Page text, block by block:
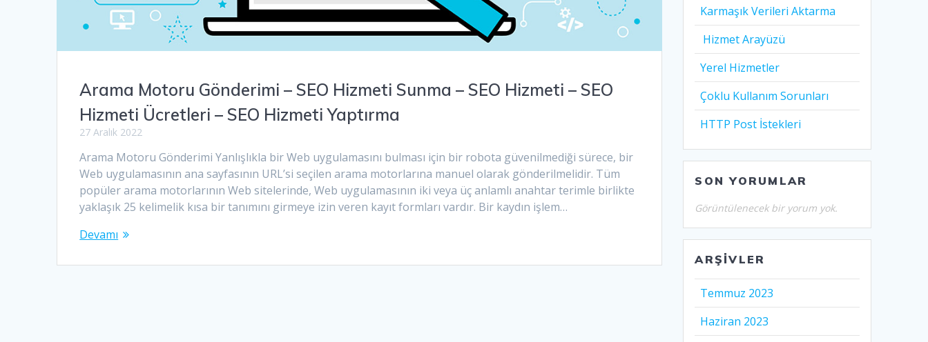
Arama Motoru Gönderimi – SEO Hizmeti Sunma – SEO Hizmeti – SEO
Hizmeti Ücretleri – SEO Hizmeti Yaptırma
27 Aralık 2022
Arama Motoru Gönderimi Yanlışlıkla bir Web uygulamasını bulması için bir robota güvenilmediği sürece, bir
Web uygulamasının ana sayfasının URL’si seçilen arama motorlarına manuel olarak gönderilmelidir. Tüm
popüler arama motorlarının Web sitelerinde, Web uygulamasının iki veya üç anlamlı anahtar terimle birlikte
yaklaşık 25 kelimelik kısa bir tanımını girmeye izin veren kayıt formları vardır. Bir kaydın işlem…
Devamı
Karmaşık Verileri Aktarma
Hizmet Arayüzü
Yerel Hizmetler
Çoklu Kullanım Sorunları
HTTP Post İstekleri
SON YORUMLAR
Görüntülenecek bir yorum yok.
ARŞIVLER
Temmuz 2023
Haziran 2023